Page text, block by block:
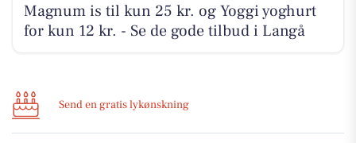
Magnum is til kun 25 kr. og Yoggi yoghurt
for kun 12 kr. - Se de gode tilbud i Langå
Send en gratis lykønskning